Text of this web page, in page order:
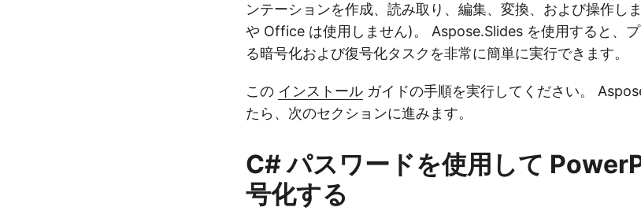
ンテーションを作成、読み取り、編集、変換、および操作
や Office は使用しません)。 Aspose.Slides を使用すると、
る暗号化および復号化タスクを非常に簡単に実行できます。
この インストール ガイドの手順を実行してください。
たら、次のセクションに進みます。
C# パスワードを使用して
号化する